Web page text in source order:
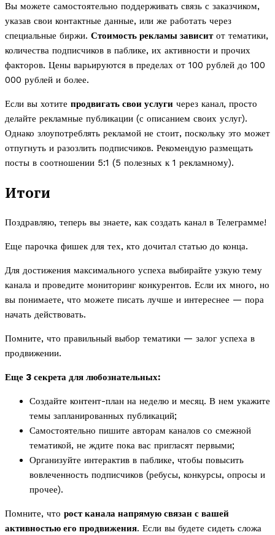
Вы можете самостоятельно поддерживать связь с заказчиком,
указав свои контактные данные, или же работать через
специальные биржи. Стоимость рекламы зависитот тематики,
количества подписчиков в паблике, их активности и прочих
факторов. Цены варьируются в пределах от 100 рублей до 100
000 рублей и более.
Если вы хотите продвигать свои услуги через канал, просто
делайте рекламные публикации (с описанием своих услуг).
Однако злоупотреблять рекламой не стоит, поскольку это может
отпугнуть и разозлить подписчиков. Рекомендую размещать
посты в соотношении 5:1 (5 полезных к 1 рекламному).
Итоги
Поздравляю, теперь вы знаете, как создать канал в Телеграмме!
Еще парочка фишек для тех, кто дочитал статью до конца.
Для достижения максимального успеха выбирайте узкую тему
канала и проведите мониторинг конкурентов. Если их много, но
вы понимаете, что можете писать лучше и интереснее — пора
начать действовать.
Помните, что правильный выбор тематики — залог успеха в
продвижении.
Еще 3 секрета для любознательных:
Создайте контент-план на неделю и месяц. В нем укажите
темы запланированных публикаций;
Самостоятельно пишите авторам каналов со смежной
тематикой, не ждите пока вас пригласят первыми;
Организуйте интерактив в паблике, чтобы повысить
вовлеченность подписчиков (ребусы, конкурсы, опросы и
прочее).
Помните, что рост канала напрямую связан с вашей
активностью его продвижения. Если вы будете сидеть сложа